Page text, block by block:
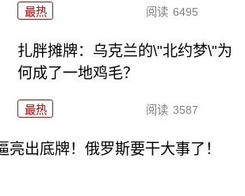
最热 阅读 6495
扎胖摊牌：乌克兰的\"北约梦\"为
何成了一地鸡毛？
最热 阅读 3587
亮出底牌！俄罗斯要干大事了！